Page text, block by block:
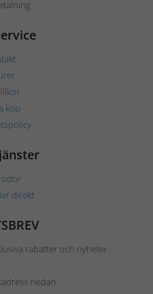
köp
direkt
rabatter och nyheter.
nedan.